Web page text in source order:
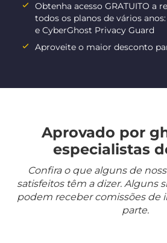
Obtenha acesso GRATUITO a
todos os planos de vários
e CyberGhost Privacy Guard
Aproveite o maior desconto
Aprovado por
especialistas
Confira o que alguns de
satisfeitos têm a dizer. Alguns
podem receber comissões de
parte.